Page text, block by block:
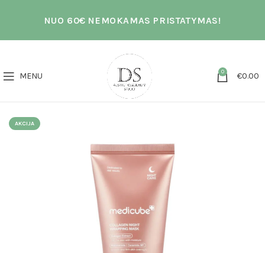
NUO 60€ NEMOKAMAS PRISTATYMAS!
MENU 0 €0.00
AKCIJA